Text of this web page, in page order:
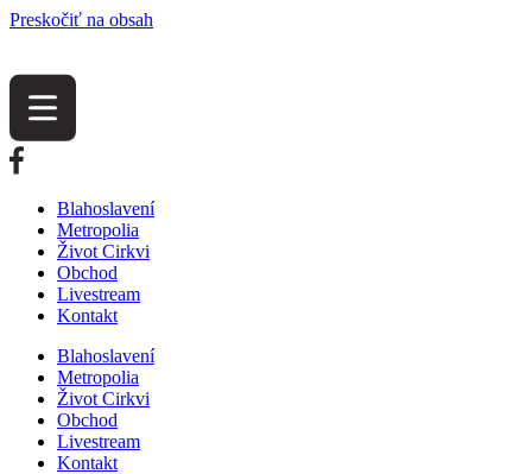
Preskočiť na obsah
Blahoslavení
Metropolia
Život Cirkvi
Obchod
Livestream
Kontakt
Blahoslavení
Metropolia
Život Cirkvi
Obchod
Livestream
Kontakt